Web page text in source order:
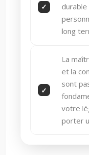
long
La
et la
sont
votre
porter